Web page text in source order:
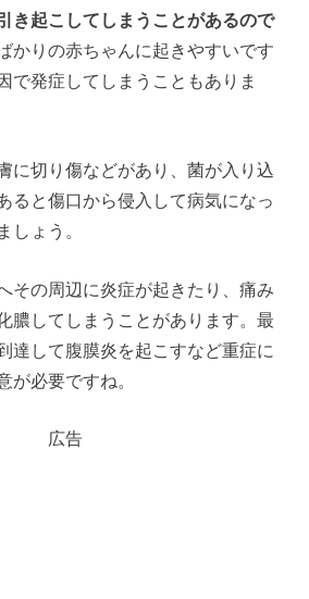
き起こしてしまうことがあるので
かりの赤ちゃんに起きやすいです
で発症してしまうこともありま
に切り傷などがあり、菌が入り込
ると傷口から侵入して病気になっ
しょう。
その周辺に炎症が起きたり、痛み
膿してしまうことがあります。最
達して腹膜炎を起こすなど重症に
が必要ですね。
広告